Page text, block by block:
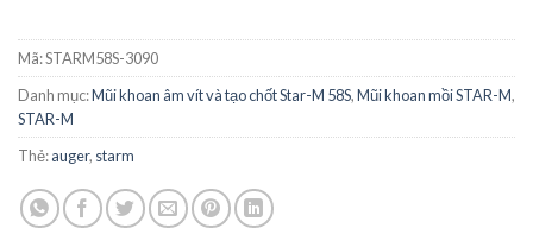
Mã:STARM58S-3090
Danh mục:Mũi khoan âm vít và tạo chốt Star-M 58S,Mũi khoan mồi STAR-M,
STAR-M
Thẻ:auger, starm